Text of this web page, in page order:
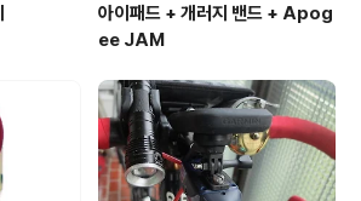
아이패드 + 개러지 밴드 + Apog
ee JAM